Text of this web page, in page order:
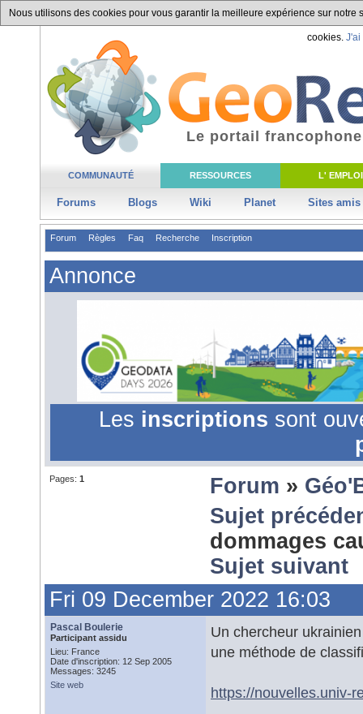
Nous utilisons des cookies pour vous garantir la meilleure expérience sur
cookies. J'ai
COMMUNAUTÉ RESSOURCES L' EMPLOI
Forums Blogs Wiki Planet Sites amis
Le portail
Forum Règles Faq Recherche Inscription
Annonce
Les inscriptions sont
Pages: 1 Forum »
Sujet
dommages
Sujet suivant
Fri 09 December 2022 16:03
Pascal Boulerie
Participant assidu
Lieu: France
Date d'inscription: 12 Sep 2005
Messages: 3245
Site web
Un chercheur
une méthode de
https://nouvelles.univ-